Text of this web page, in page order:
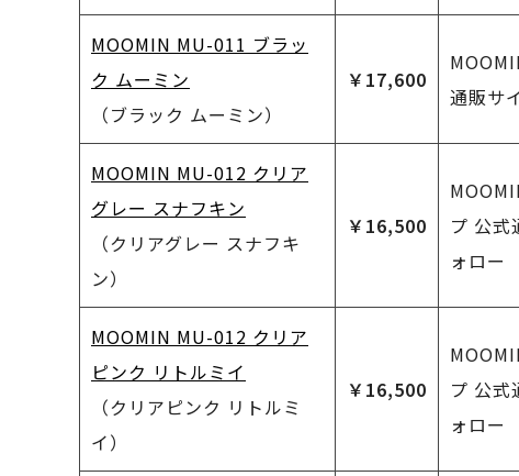
MOOMIN MU-011 ブラッ
ク ムーミン
（ブラック ムーミン）
￥17,600
通販サ
MOOMIN MU-012 クリア
グレー スナフキン
（クリアグレー スナフキ
ン）
￥16,500
プ 公式
ォロー
MOOMIN MU-012 クリア
ピンク リトルミイ
（クリアピンク リトルミ
イ）
￥16,500
プ 公式
ォロー